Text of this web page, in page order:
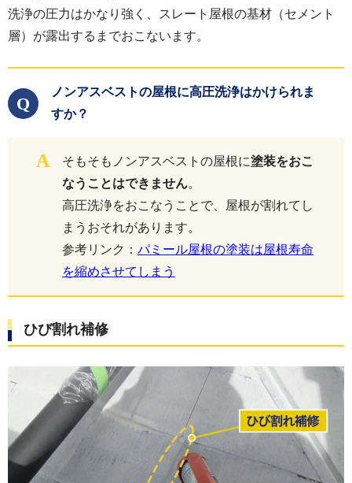
洗浄の圧力はかなり強く、スレート屋根の基材（セメント
層）が露出するまでおこないます。
Q
ノンアスベストの屋根に高圧洗浄はかけられま
すか？
A そもそもノンアスベストの屋根に塗装をおこ
なうことはできません。
高圧洗浄をおこなうことで、屋根が割れてし
まうおそれがあります。
参考リンク： パミール屋根の塗装は屋根寿命
を縮めさせてしまう
ひび割れ補修